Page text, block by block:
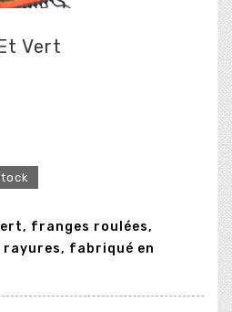
Vert
franges roulées,
rayures, fabriqué en